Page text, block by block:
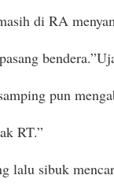
di RA
pun
RT.”
lalu sibuk